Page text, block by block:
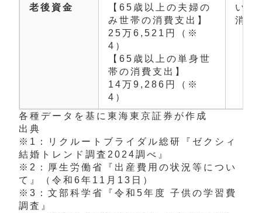
老後資金
【65歳以上の夫婦の
み世帯の消費支出】
25万6,521円（※
4）
【65歳以上の単身世
帯の消費支出】
14万9,286円（※
4）
いず
消費
各種データを基に東海東京証券が作成
出典
※1：リクルートブライダル総研『 ゼクシィ
結婚トレンド調査2024調べ 』
※2：厚生労働省『出産費用の状況等につい
て』（令和6年11月13日）
※3：文部科学省『令和5年度 子供の学習費
調査』